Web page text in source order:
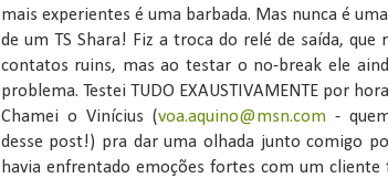
mais experientes é uma barbada. Mas nunca é
de um TS Shara! Fiz a troca do relé de saída, que
contatos ruins, mas ao testar o no-break ele
problema. Testei TUDO EXAUSTIVAMENTE por
Chamei o Vinícius (voa.aquino@msn.com -
desse post!) pra dar uma olhada junto comigo
havia enfrentado emoções fortes com um